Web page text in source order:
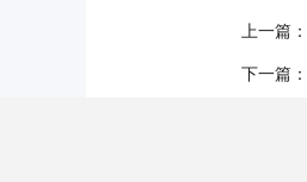
上一篇：
下一篇：